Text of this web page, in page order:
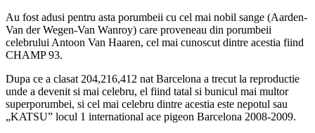
Au fost adusi pentru asta porumbeii cu cel mai nobil sange (Aarden-
Van der Wegen-Van Wanroy) care proveneau din porumbeii
celebrului Antoon Van Haaren, cel mai cunoscut dintre acestia fiind
CHAMP 93.
Dupa ce a clasat 204,216,412 nat Barcelona a trecut la reproductie
unde a devenit si mai celebru, el fiind tatal si bunicul mai multor
superporumbei, si cel mai celebru dintre acestia este nepotul sau
„KATSU” locul 1 international ace pigeon Barcelona 2008-2009.